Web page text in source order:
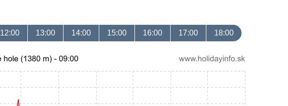
12:00 13:00 14:00 15:00 16:00 17:00 18:00